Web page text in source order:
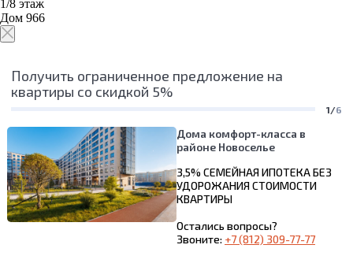
1/8 этаж
Дом 966
Получить ограниченное предложение на
квартиры со скидкой 5%
1/6
Дома комфорт-класса в
районе Новоселье
3,5% СЕМЕЙНАЯ ИПОТЕКА БЕЗ
УДОРОЖАНИЯ СТОИМОСТИ
КВАРТИРЫ
Остались вопросы?
Звоните: +7 (812) 309-77-77